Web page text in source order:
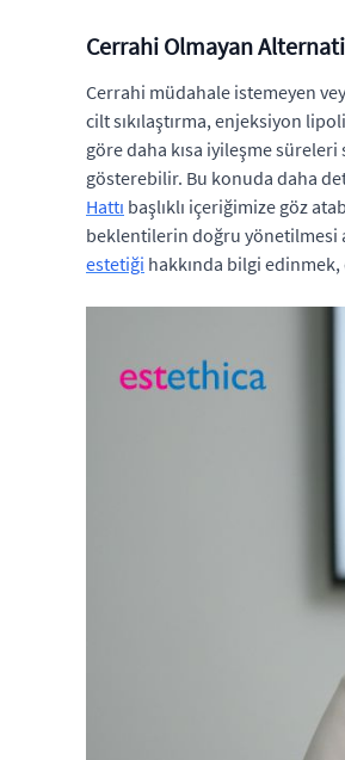
Cerrahi Olmayan
Cerrahi müdahale istemeyen
cilt sıkılaştırma, enjeksiyon
göre daha kısa iyileşme
gösterebilir. Bu konuda daha
Hattı başlıklı içeriğimize göz
beklentilerin doğru yönetilmesi
estetiği hakkında bilgi edinmek,